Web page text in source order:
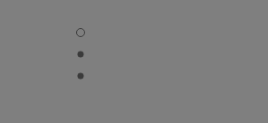
Bracelet souple Bouton de
Bracelet souple Bouton de
Bracelet souple Bouton de